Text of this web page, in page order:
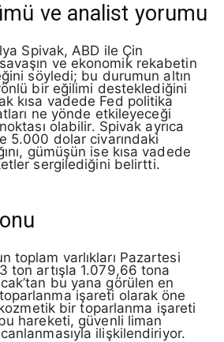
ve analist yorumu
Spivak, ABD ile Çin
ve ekonomik rekabetin
söyledi; bu durumun altın
bir eğilimi desteklediğini
kısa vadede Fed politika
ne yönde etkileyeceği
olabilir. Spivak ayrıca
5.000 dolar civarındaki
gümüşün ise kısa vadede
sergilediğini belirtti.
toplam varlıkları Pazartesi
ton artışla 1.079,66 tona
bu yana görülen en
işareti olarak öne
kozmetik bir toparlanma işareti
hareketi, güvenli liman
ilişkilendiriyor.